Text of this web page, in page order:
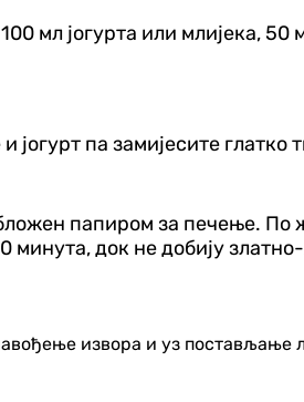
мл јогурта или млијека,
па замијесите
папиром за печење.
минута, док не добију
извора и уз постављање